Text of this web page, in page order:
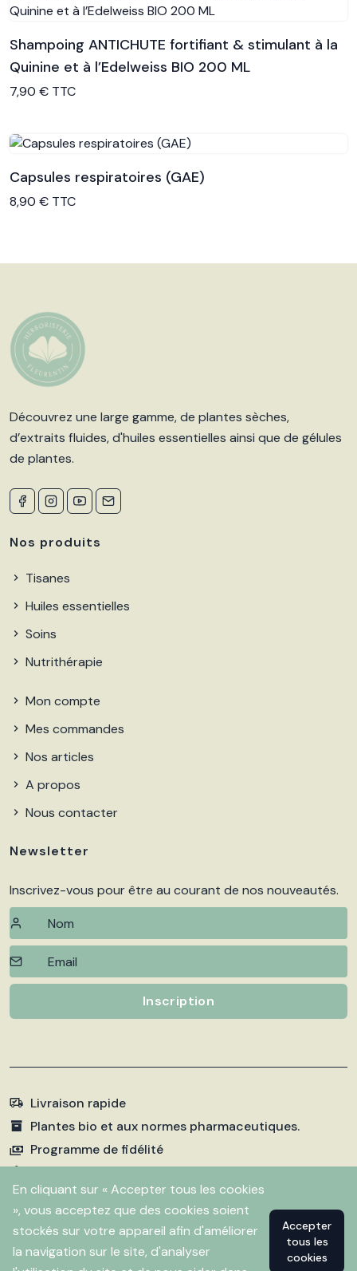
Voir le produit
Shampoing ANTICHUTE fortifiant & stimulant à la
Quinine et à l’Edelweiss BIO 200 ML
7,90 € TTC
Voir le produit
Capsules respiratoires (GAE)
8,90 € TTC
En cliquant sur « Accepter tous les cookies
», vous acceptez que des cookies soient
stockés sur votre appareil afin d'améliorer
la navigation sur le site, d'analyser
Accepter
tous les
cookies
Découvrez une large gamme, de plantes sèches,
d’extraits fluides, d'huiles essentielles ainsi que de gélules
de plantes.
Nos produits
Tisanes
Huiles essentielles
Soins
Nutrithérapie
Mon compte
Mes commandes
Nos articles
A propos
Nous contacter
Newsletter
Inscrivez-vous pour être au courant de nos nouveautés.
Inscription
Livraison rapide
Plantes bio et aux normes pharmaceutiques.
Programme de fidélité
Paiements sécurisés
2026 Pharmacie Fleurentin. Propulsé par Flitbix.com